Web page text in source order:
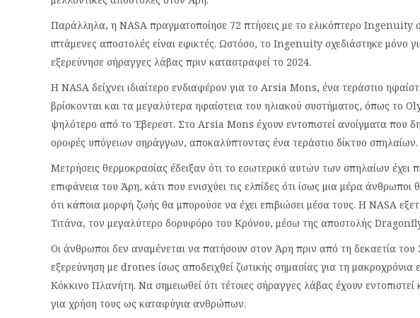
Παράλληλα, η NASA πραγματοποίησε 72 πτήσεις με το ελικόπτερο Ingenuity
ιπτάμενες αποστολές είναι εφικτές. Ωστόσο, το Ingenuity σχεδιάστηκε μόνο
εξερεύνησε σήραγγες λάβας πριν καταστραφεί το 2024.
Η NASA δείχνει ιδιαίτερο ενδιαφέρον για το Arsia Mons, ένα τεράστιο
βρίσκονται και τα μεγαλύτερα ηφαίστεια του ηλιακού συστήματος, όπως το
ψηλότερο από το Έβερεστ. Στο Arsia Mons έχουν εντοπιστεί ανοίγματα που
οροφές υπόγειων σηράγγων, αποκαλύπτοντας ένα τεράστιο δίκτυο σπηλαίων.
Μετρήσεις θερμοκρασίας έδειξαν ότι το εσωτερικό αυτών των σπηλαίων έχει
επιφάνεια του Άρη, κάτι που ενισχύει τις ελπίδες ότι ίσως μια μέρα
ότι κάποια μορφή ζωής θα μπορούσε να έχει επιβιώσει μέσα τους. Η NASA
Τιτάνα, τον μεγαλύτερο δορυφόρο του Κρόνου, μέσω της αποστολής
Οι άνθρωποι δεν αναμένεται να πατήσουν στον Άρη πριν από τη δεκαετία
εξερεύνηση με drones ίσως αποδειχθεί ζωτικής σημασίας για τη
Κόκκινο Πλανήτη. Να σημειωθεί ότι τέτοιες σήραγγες λάβας έχουν εντοπιστεί
για χρήση τους ως καταφύγια ανθρώπων.